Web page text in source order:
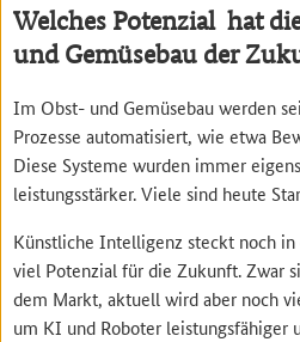
Welches Potenzial hat
und Gemüsebau der
Im Obst- und Gemüsebau werden
Prozesse automatisiert, wie etwa
Diese Systeme wurden immer
leistungsstärker. Viele sind heute
Künstliche Intelligenz steckt noch
viel Potenzial für die Zukunft. Zwar
dem Markt, aktuell wird aber noch
um KI und Roboter leistungsfähiger